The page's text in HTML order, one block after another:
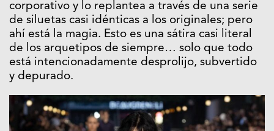
corporativo y lo replantea a través de una serie
de siluetas casi idénticas a los originales; pero
ahí está la magia. Esto es una sátira casi literal
de los arquetipos de siempre… solo que todo
está intencionadamente desprolijo, subvertido
y depurado.